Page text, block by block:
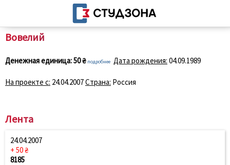
Вовелий
Денежная единица:50 ₴ подробнее Дата рождения: 04.09.1989
На проекте с: 24.04.2007Страна: Россия
Лента
24.04.2007
+ 50 ₴
8185